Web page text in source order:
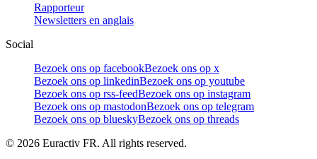
Rapporteur
Newsletters en anglais
Social
Bezoek ons op facebookBezoek ons op x
Bezoek ons op linkedinBezoek ons op youtube
Bezoek ons op rss-feedBezoek ons op instagram
Bezoek ons op mastodonBezoek ons op telegram
Bezoek ons op blueskyBezoek ons op threads
© 2026 Euractiv FR. All rights reserved.